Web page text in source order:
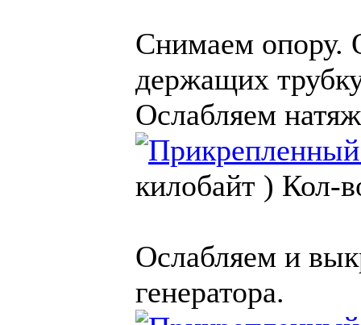
Снимаем опору.
держащих
Ослабляем
килобайт ) Кол-
Ослабляем и
генератора.